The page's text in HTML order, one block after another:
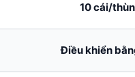
10 cái/
Điều khiển